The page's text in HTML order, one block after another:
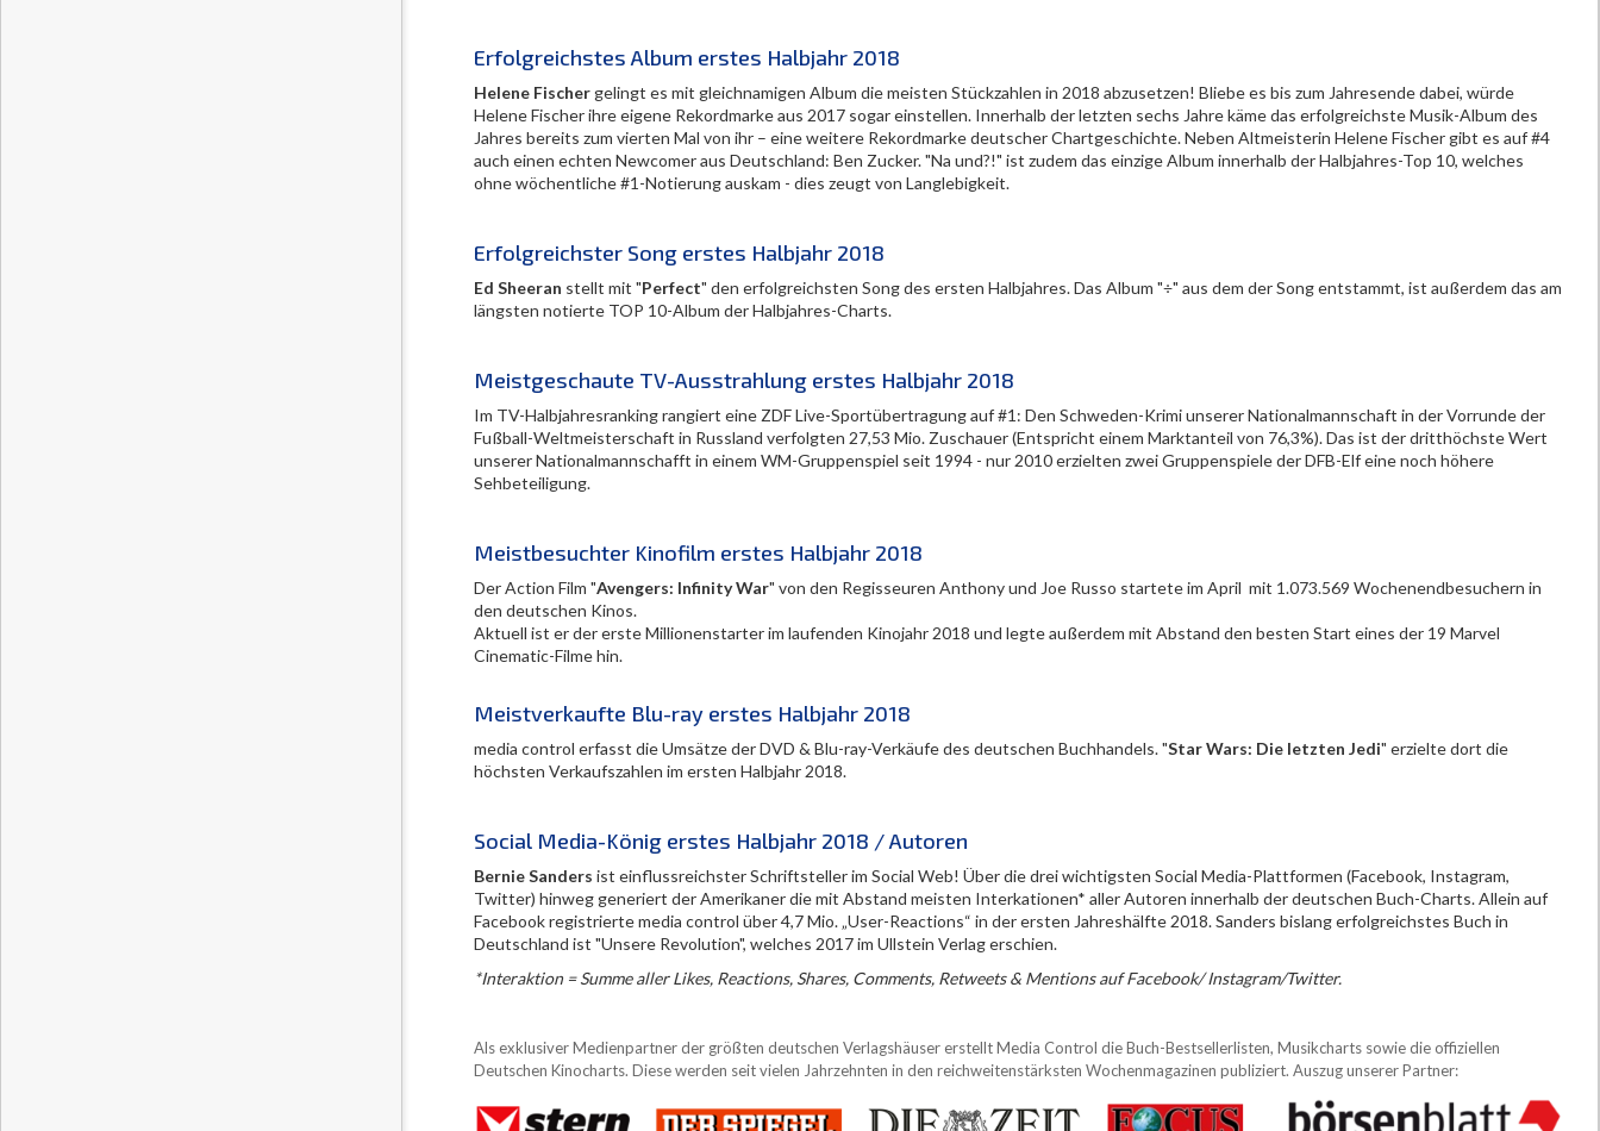
Erfolgreichstes Album erstes Halbjahr 2018
Helene Fischergelingt es mit gleichnamigen Album die meisten Stückzahlen in 2018 abzusetzen! Bliebe es bis zum Jahresende dabei, würde
Helene Fischer ihre eigene Rekordmarke aus 2017 sogar einstellen. Innerhalb der letzten sechs Jahre käme das erfolgreichste Musik-Album des
Jahres bereits zum vierten Mal von ihr – eine weitere Rekordmarke deutscher Chartgeschichte. Neben Altmeisterin Helene Fischer gibt es auf #4
auch einen echten Newcomer aus Deutschland: Ben Zucker. "Na und?!" ist zudem das einzige Album innerhalb der Halbjahres-Top 10, welches
ohne wöchentliche #1-Notierung auskam - dies zeugt von Langlebigkeit.
Erfolgreichster Song erstes Halbjahr 2018
Ed Sheeran stellt mit "Perfect" den erfolgreichsten Song des ersten Halbjahres. Das Album "÷" aus dem der Song entstammt, ist außerdem das am
längsten notierte TOP 10-Album der Halbjahres-Charts.
Meistgeschaute TV-Ausstrahlung erstes Halbjahr 2018
Im TV-Halbjahresranking rangiert eine ZDF Live-Sportübertragung auf #1: Den Schweden-Krimi unserer Nationalmannschaft in der Vorrunde der
Fußball-Weltmeisterschaft in Russland verfolgten 27,53 Mio. Zuschauer (Entspricht einem Marktanteil von 76,3%). Das ist der dritthöchste Wert
unserer Nationalmannschafft in einem WM-Gruppenspiel seit 1994 - nur 2010 erzielten zwei Gruppenspiele der DFB-Elf eine noch höhere
Sehbeteiligung.
Meistbesuchter Kinofilm erstes Halbjahr 2018
Der Action Film "Avengers: Infinity War" von den Regisseuren Anthony und Joe Russo startete im April mit 1.073.569 Wochenendbesuchern in
den deutschen Kinos.
Aktuell ist er der erste Millionenstarter im laufenden Kinojahr 2018 und legte außerdem mit Abstand den besten Start eines der 19 Marvel
Cinematic-Filme hin.
Meistverkaufte Blu-ray erstes Halbjahr 2018
media control erfasst die Umsätze der DVD & Blu-ray-Verkäufe des deutschen Buchhandels. "Star Wars: Die letzten Jedi" erzielte dort die
höchsten Verkaufszahlen im ersten Halbjahr 2018.
Social Media-König erstes Halbjahr 2018 / Autoren
Bernie Sanders ist einflussreichster Schriftsteller im Social Web! Über die drei wichtigsten Social Media-Plattformen (Facebook, Instagram,
Twitter) hinweg generiert der Amerikaner die mit Abstand meisten Interkationen* aller Autoren innerhalb der deutschen Buch-Charts. Allein auf
Facebook registrierte media control über 4,7 Mio. „User-Reactions“ in der ersten Jahreshälfte 2018. Sanders bislang erfolgreichstes Buch in
Deutschland ist "Unsere Revolution", welches 2017 im Ullstein Verlag erschien.
*Interaktion = Summe aller Likes, Reactions, Shares, Comments, Retweets & Mentions auf Facebook/ Instagram/Twitter.
Als exklusiver Medienpartner der größten deutschen Verlagshäuser erstellt Media Control die Buch-Bestsellerlisten, Musikcharts sowie die offiziellen
Deutschen Kinocharts. Diese werden seit vielen Jahrzehnten in den reichweitenstärksten Wochenmagazinen publiziert. Auszug unserer Partner: